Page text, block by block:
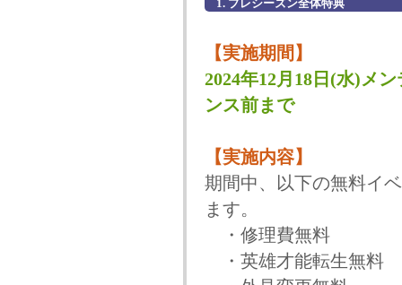
1. プレシーズン全体特典
【実施期間】
2024年12月18日(水)メ
ンス前まで
【実施内容】
期間中、以下の無料イ
ます。
・修理費無料
・英雄才能転生無料